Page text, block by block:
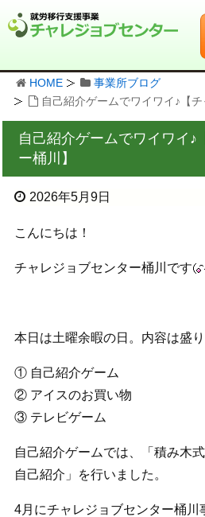
HOME
事業所ブログ
自己紹介ゲームでワイワイ♪【
自己紹介ゲームでワイワイ♪
ー桶川】
2026年5月9日
こんにちは！
チャレジョブセンター桶川です
本日は土曜余暇の日。内容は盛り
① 自己紹介ゲーム
② アイスのお買い物
③ テレビゲーム
自己紹介ゲームでは、「積み木
自己紹介」を行いました。
4月にチャレジョブセンター桶川